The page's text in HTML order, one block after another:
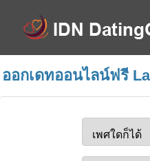
ออกเดทออนไลน์ฟรี